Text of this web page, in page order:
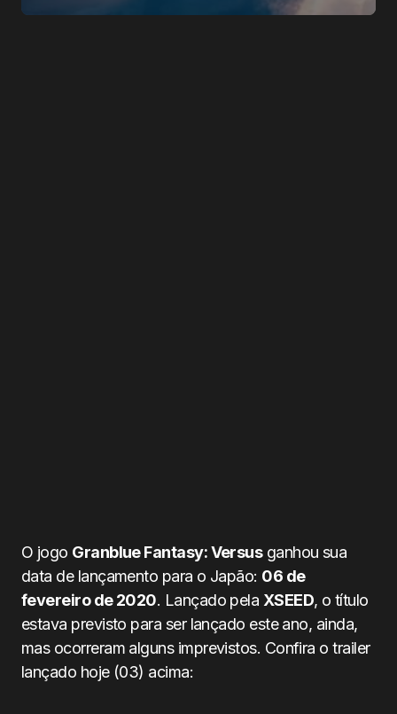
O jogo Granblue Fantasy: Versusganhou sua
data de lançamento para o Japão: 06 de
fevereiro de 2020. Lançado pela XSEED, o título
estava previsto para ser lançado este ano, ainda,
mas ocorreram alguns imprevistos. Confira o trailer
lançado hoje (03) acima: